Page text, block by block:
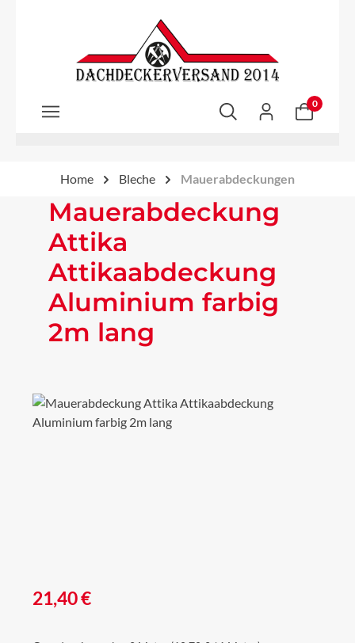
Zum Hauptinhalt springen
0
Home Bleche Mauerabdeckungen
Mauerabdeckung
Attika
Attikaabdeckung
Aluminium farbig
2m lang
Bildergalerie überspringen
Regulärer Preis:
21,40 €